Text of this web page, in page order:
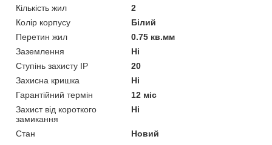
Кількість жил
2
Колір корпусу
Білий
Перетин жил
0.75 кв.мм
Заземлення
Ні
Ступінь захисту IP
20
Захисна кришка
Ні
Гарантійний термін
12 міс
Захист від короткого
замикання
Ні
Стан
Новий